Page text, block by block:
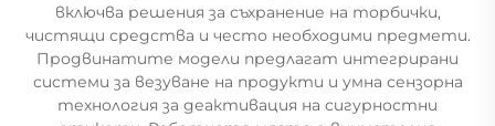
включва решения за съхранение на торбички,
чистящи средства и често необходими предмети.
Продвинатите модели предлагат интегрирани
системи за везуване на продукти и умна сензорна
технология за деактивация на сигурностни